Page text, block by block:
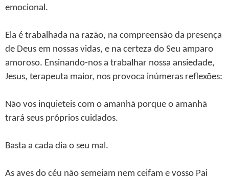
emocional.
Ela é trabalhada na razão, na compreensão da presença
de Deus em nossas vidas, e na certeza do Seu amparo
amoroso. Ensinando-nos a trabalhar nossa ansiedade,
Jesus, terapeuta maior, nos provoca inúmeras reflexões:
Não vos inquieteis com o amanhã porque o amanhã
trará seus próprios cuidados.
Basta a cada dia o seu mal.
As aves do céu não semeiam nem ceifam e vosso Pai